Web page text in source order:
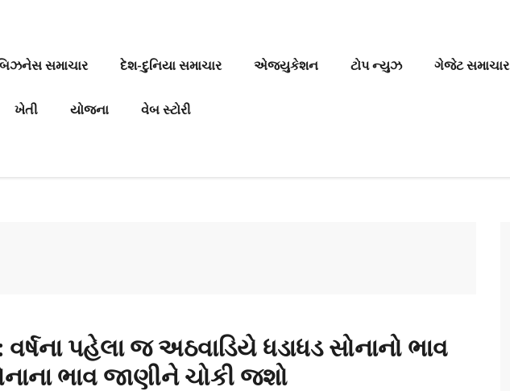
સમાચાર દેશ-દુનિયા સમાચાર એજ્યુકેશન ટોપ ન્યુઝ ગેજેટ સમાચાર
ખેતી યોજના વેબ સ્ટોરી
વર્ષના પહેલા જ અઠવાડિયે ધડાધડ સોનાનો ભાવ
ભાવ જાણીને ચોકી જશો